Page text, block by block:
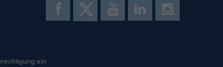
ein